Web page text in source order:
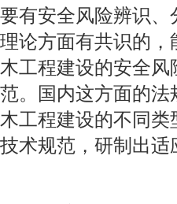
安全风险辨识、
论方面有共识的
工程建设的安全
。国内这方面的
工程建设的不同
术规范，研制出